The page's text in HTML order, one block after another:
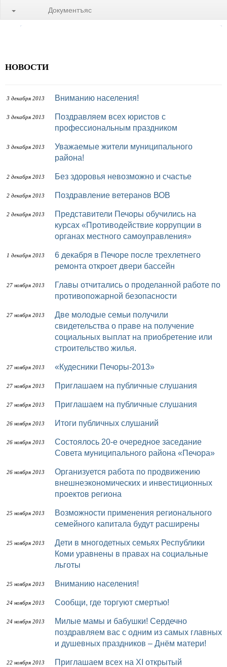
Документъяс
НОВОСТИ
3 декабря 2013 Вниманию населения!
3 декабря 2013
Поздравляем всех юристов с
профессиональным праздником
3 декабря 2013
Уважаемые жители муниципального
района!
2 декабря 2013 Без здоровья невозможно и счастье
2 декабря 2013 Поздравление ветеранов ВОВ
2 декабря 2013
Представители Печоры обучились на
курсах «Противодействие коррупции в
органах местного самоуправления»
1 декабря 2013
6 декабря в Печоре после трехлетнего
ремонта откроет двери бассейн
27 ноября 2013
Главы отчитались о проделанной работе по
противопожарной безопасности
27 ноября 2013
Две молодые семьи получили
свидетельства о праве на получение
социальных выплат на приобретение или
строительство жилья.
27 ноября 2013 «Кудесники Печоры-2013»
27 ноября 2013 Приглашаем на публичные слушания
27 ноября 2013 Приглашаем на публичные слушания
26 ноября 2013 Итоги публичных слушаний
26 ноября 2013
Состоялось 20-е очередное заседание
Совета муниципального района «Печора»
26 ноября 2013
Организуется работа по продвижению
внешнеэкономических и инвестиционных
проектов региона
25 ноября 2013
Возможности применения регионального
семейного капитала будут расширены
25 ноября 2013
Дети в многодетных семьях Республики
Коми уравнены в правах на социальные
льготы
25 ноября 2013 Вниманию населения!
24 ноября 2013 Сообщи, где торгуют смертью!
24 ноября 2013
Милые мамы и бабушки! Сердечно
поздравляем вас с одним из самых главных
и душевных праздников – Днём матери!
22 ноября 2013
Приглашаем всех на XI открытый